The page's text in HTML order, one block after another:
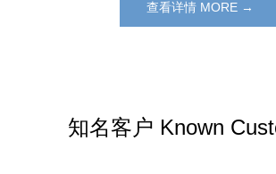
查看详情 MORE →
知名客户 Known